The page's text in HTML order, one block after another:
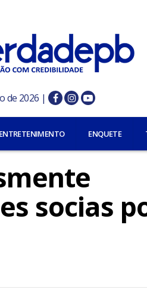
de 2026 |
ENTRETENIMENTO ENQUETE
socias